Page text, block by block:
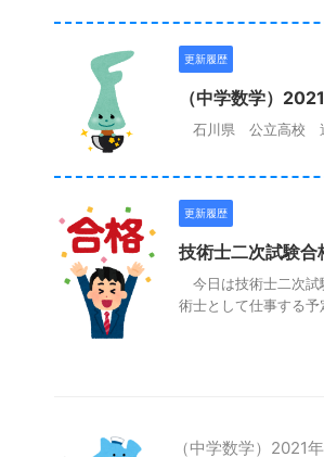
更新履歴
（中学数学）
石川県 公立高校 過
更新履歴
技術士二次試験合
今日は技術士二次
術士として仕事する
（中学数学）